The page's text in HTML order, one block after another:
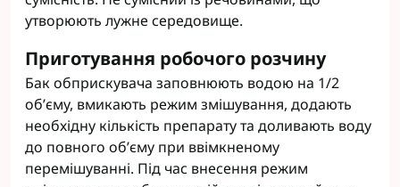
утворюють лужне середовище.
Приготування робочого розчину
Бак обприскувача заповнюють водою на 1/2
об’єму, вмикають режим змішування, додають
необхідну кількість препарату та доливають воду
до повного об’єму при ввімкненому
перемішуванні. Під час внесення режим